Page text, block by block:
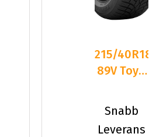
215/40R18
89V Toyo
S944 XL
Friktion
Snabb
Leverans